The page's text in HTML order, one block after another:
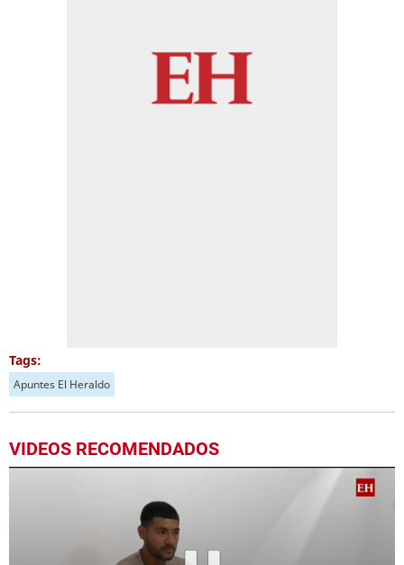
Tags:
Apuntes El Heraldo
VIDEOS RECOMENDADOS